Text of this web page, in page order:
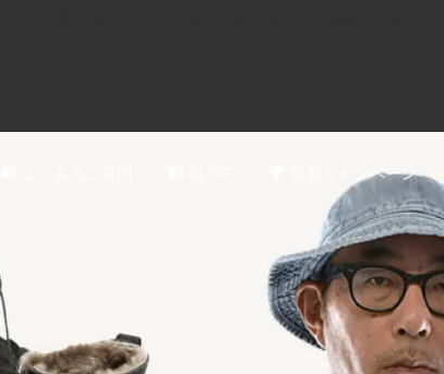
買取キャンペーン